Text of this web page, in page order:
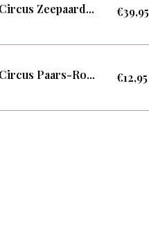
Zeepaard... €39,95
Paars-Ro... €12,95